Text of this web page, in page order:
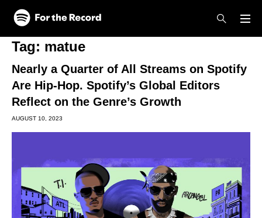
Skip to main content
Skip to footer
Tag: matue
Nearly a Quarter of All Streams on Spotify
Are Hip-Hop. Spotify’s Global Editors
Reflect on the Genre’s Growth
AUGUST 10, 2023